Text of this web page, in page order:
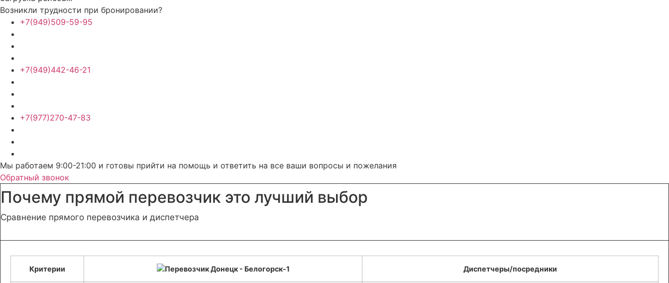
Возникли трудности при бронировании?
+7(949)509-59-95
+7(949)442-46-21
+7(977)270-47-83
Мы работаем 9:00-21:00 и готовы прийти на помощь и ответить на все ваши вопросы и пожелания
Обратный звонок
Почему прямой перевозчик это лучший выбор
Сравнение прямого перевозчика и диспетчера
Критерии Диспетчеры/посредники